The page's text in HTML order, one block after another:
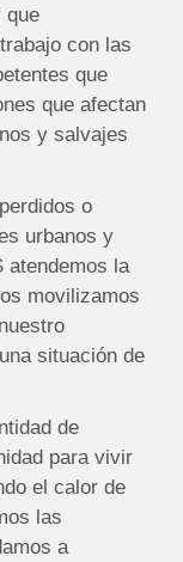
que
con las
que
que afectan
y salvajes
o
urbanos y
la
movilizamos
situación de
de
para vivir
el calor de
las
a